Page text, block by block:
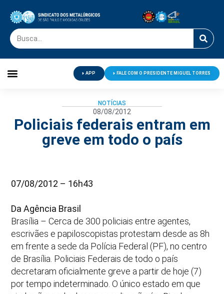
APP FALE COM O PRESIDENTE MIGUEL TORRES
NOTÍCIAS
08/08/2012
Policiais federais entram em
greve em todo o país
07/08/2012 – 16h43
Da Agência Brasil
Brasília – Cerca de 300 policiais entre agentes,
escrivães e papiloscopistas protestam desde as 8h
em frente a sede da Polícia Federal (PF), no centro
de Brasília. Policiais Federais de todo o país
decretaram oficialmente greve a partir de hoje (7)
por tempo indeterminado. O único estado em que